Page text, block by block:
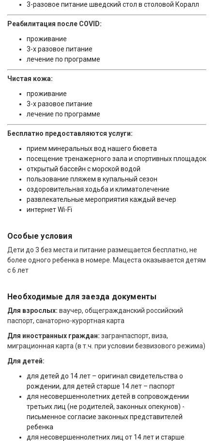
3-разовое питание шведский стол в столовой Коралл
Реабилитация после COVID:
проживание
3-х разовое питание
лечение по программе
Чистая кожа:
проживание
3-х разовое питание
лечение по программе
Бесплатно предоставляются услуги:
прием минеральных вод нашего бювета
посещение тренажерного зала и спортивных площадок
открытый бассейн с морской водой
пользование пляжем в купальный сезон
оздоровительная ходьба и климатолечение
развлекательные мероприятия каждый вечер
интернет Wi-Fi
Особые условия
Дети до 3 без места и питание размещается бесплатно, не
более одного ребенка в номере. Мацеста оказывается детям
с 6 лет
Необходимые для заезда документы
Для взрослых: ваучер, общегражданский российский
паспорт, санаторно-курортная карта
Для иностранных граждан: загранпаспорт, виза,
миграционная карта (в т.ч. при условии безвизового режима)
Для детей:
для детей до 14 лет – оригинал свидетельства о
рождении, для детей старше 14 лет – паспорт
для несовершеннолетних детей в сопровождении
третьих лиц (не родителей, законных опекунов) -
письменное согласие законных представителей
ребенка
для несовершеннолетних лиц от 14 лет и старше